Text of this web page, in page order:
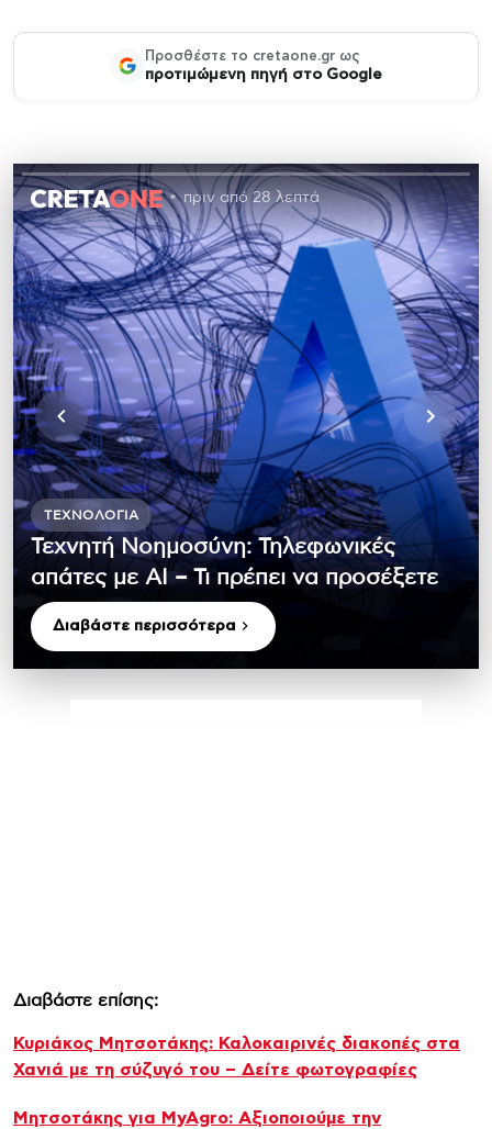
Προσθέστε το cretaone.gr ως
προτιμώμενη πηγή στο Google
πριν από 28 λεπτά
ΤΕΧΝΟΛΟΓΊΑ
Τεχνητή Νοημοσύνη: Τηλεφωνικές
απάτες με ΑΙ – Τι πρέπει να προσέξετε
Διαβάστε περισσότερα
Διαβάστε επίσης:
Κυριάκος Μητσοτάκης: Καλοκαιρινές διακοπές στα
Χανιά με τη σύζυγό του – Δείτε φωτογραφίες
Μητσοτάκης για MyAgro: Αξιοποιούμε την